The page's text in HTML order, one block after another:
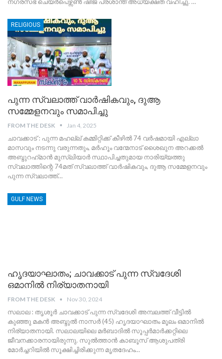
RELIGIOUS
പുന്ന സ്വലാത്ത് വാർഷികവും, ദുആ
സമ്മേളനവും സമാപിച്ചു
FROM THE DESK Jan 4, 2025
ചാവക്കാട് : പുന്ന മഹല്ല് കമ്മിറ്റിക്ക് കീഴിൽ 74 വർഷമായി എല്ലാ
മാസവും നടന്നു വരുന്നതും, മർഹൂം വന്മേനാട് ശൈഖുന അറക്കൽ
അബ്ദുറഹ്‌മാൻ മുസ്‌ലിയാർ സ്ഥാപിച്ചതുമായ നാരിയ്യത്തു
സ്വലാത്തിന്റെ 74മത് സ്വലാത്ത് വാർഷികവും, ദുആ സമ്മേളനവും
പുന്ന സ്വലാത്ത്…
GULF NEWS
ഹൃദയാഘാതം; ചാവക്കാട് പുന്ന സ്വദേശി
ഒമാനിൽ നിര്യാതനായി
FROM THE DESK Nov 30, 2024
സലാല : തൃശൂർ ചാവക്കാട് പുന്ന സ്വദേശി അമ്പലത്ത് വീട്ടിൽ
കുഞ്ഞു മകൻ അബ്ദുൽ നാസർ (45) ഹൃദയാഘാതം മൂലം ഒമാനിൽ
നിര്യാതനായി. സലാലയിലെ മർബാദിൽ സൂപ്പർമാർക്കറ്റിലെ
ജീവനക്കാരനായിരുന്നു. സുൽത്താൻ കാബൂസ് ആശുപത്രി
മോർച്ചറിയിൽ സൂക്ഷിച്ചിരിക്കുന്ന മൃതദേഹം…